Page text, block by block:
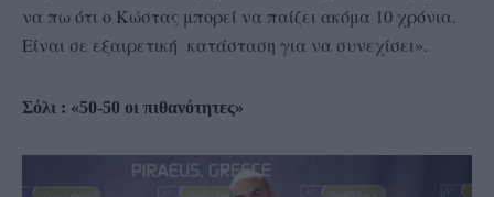
να πω ότι ο Κώστας μπορεί να παίζει ακόμα 10 χρόνια.
Είναι σε εξαιρετική κατάσταση για να συνεχίσει».
Σόλι : «50-50 οι πιθανότητες»